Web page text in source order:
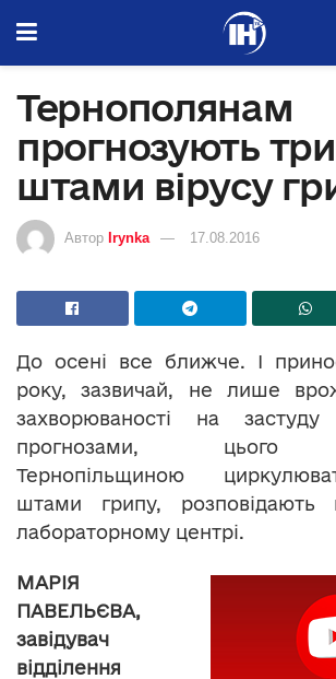
Тернополянам
прогнозують три
штами вірусу
Автор Irynka 17.08.2016
До осені все ближче. І
року, зазвичай, не лише
захворюваності на
прогнозами, цього
Тернопільщиною
штами грипу, розповідають
лабораторному центрі.
МАРІЯ
ПАВЕЛЬЄВА,
завідувач
відділення